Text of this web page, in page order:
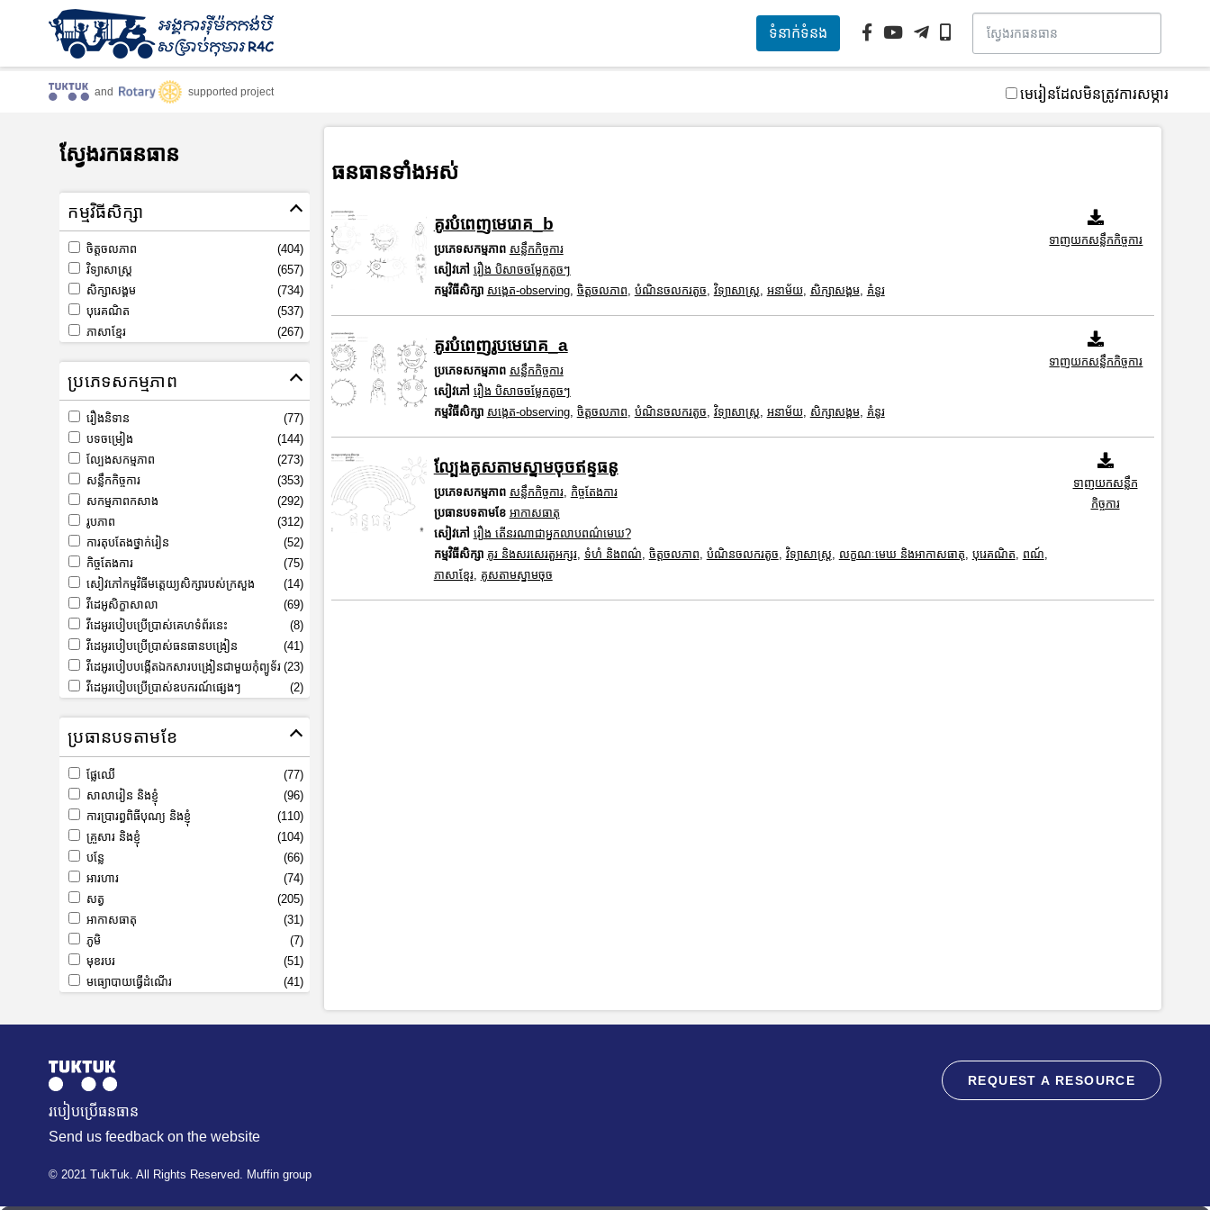
ទំនាក់ទំនង
and supported project មេរៀនដែលមិនត្រូវការសម្ភារ
ស្វែងរកធនធាន
កម្មវិធីសិក្សា
(404)
ចិត្តចលភាព
(657)
វិទ្យាសាស្រ្ត
(734)
សិក្សាសង្គម
(537)
បុរេគណិត
(267)
ភាសាខ្មែរ
ប្រភេទសកម្មភាព
(77)
រឿងនិទាន
(144)
បទចម្រៀង
(273)
ល្បែងសកម្មភាព
(353)
សន្លឹកកិច្ចការ
(292)
សកម្មភាពកសាង
(312)
រូបភាព
(52)
ការតុបតែងថ្នាក់រៀន
(75)
កិច្ចតែងការ
(14)
សៀវភៅកម្មវិធីមត្តេយ្យសិក្សារបស់ក្រសួង
(69)
វីដេអូសិក្ខាសាលា
(8)
វីដេអូរបៀបប្រើប្រាស់គេហទំព័រនេះ
(41)
វីដេអូរបៀបប្រើប្រាស់ធនធានបង្រៀន
(23)
វីដេអូរបៀបបង្កើតឯកសារបង្រៀនជាមួយកុំព្យូទ័រ
(2)
វីដេអូរបៀបប្រើប្រាស់ឧបករណ៍ផ្សេងៗ
ប្រធានបទតាមខែ
(77)
ផ្លែឈើ
(96)
សាលារៀន និងខ្ញុំ
(110)
ការប្រារព្ធពិធីបុណ្យ និងខ្ញុំ
(104)
គ្រួសារ និងខ្ញុំ
(66)
បន្លែ
(74)
អារហារ
(205)
សត្វ
(31)
អាកាសធាតុ
(7)
ភូមិ
(51)
មុខរបរ
(41)
មធ្យោបាយធ្វើដំណើរ
ធនធានទាំងអស់
គូរបំពេញមេរោគ_b
ប្រភេទសកម្មភាព សន្លឹកកិច្ចការ
សៀវភៅ រឿង បិសាចចម្លែកតូចៗ
កម្មវិធីសិក្សា សង្កេត-observing, ចិត្តចលភាព បំណិនចលករតូច វិទ្យាសាស្រ្ត អនាម័យ, សិក្សាសង្គម, គំនូរ
ទាញយកសន្លឹកកិច្ចការ
គូរបំពេញរូបមេរោគ_a
ប្រភេទសកម្មភាព សន្លឹកកិច្ចការ
សៀវភៅ រឿង បិសាចចម្លែកតូចៗ
កម្មវិធីសិក្សា សង្កេត-observing, ចិត្តចលភាព បំណិនចលករតូច វិទ្យាសាស្រ្ត អនាម័យ, សិក្សាសង្គម, គំនូរ
ទាញយកសន្លឹកកិច្ចការ
ល្បែងគូសតាមស្នាមចុចឥន្ទធនូ
ប្រភេទសកម្មភាព សន្លឹកកិច្ចការ, កិច្ចតែងការ
ប្រធានបទតាមខែ អាកាសធាតុ
សៀវភៅ រឿង តើនរណាជាអ្នកលាបពណ៌មេឃ?
កម្មវិធីសិក្សា គូរ និងសរសេរតួអក្សរ, ទំហំ និងពណ៌ ចិត្តចលភាព បំណិនចលករតូច វិទ្យាសាស្រ្ត លក្ខណៈមេឃ និងអាកាសធាតុ បុរេគណិត ពណ៍
ភាសាខ្មែរ, គូសតាមស្នាមចុច
ទាញយកសន្លឹក
កិច្ចការ
របៀបប្រើធនធាន
Send us feedback on the website
© 2021 TukTuk. All Rights Reserved. Muffin group
REQUEST A RESOURCE